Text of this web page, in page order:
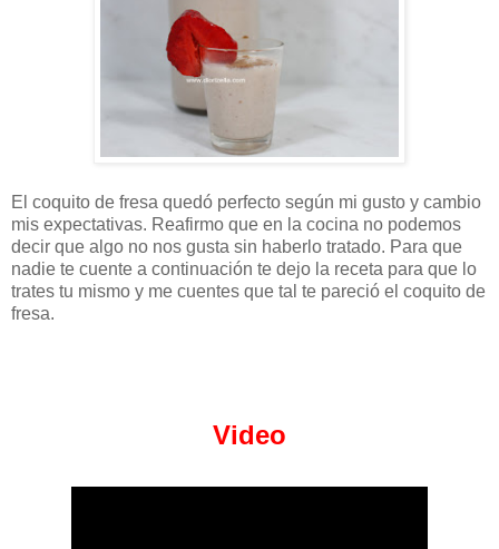
El coquito de fresa quedó perfecto según mi gusto y cambio
mis expectativas. Reafirmo que en la cocina no podemos
decir que algo no nos gusta sin haberlo tratado. Para que
nadie te cuente a continuación te dejo la receta para que lo
trates tu mismo y me cuentes que tal te pareció el coquito de
fresa.
Video